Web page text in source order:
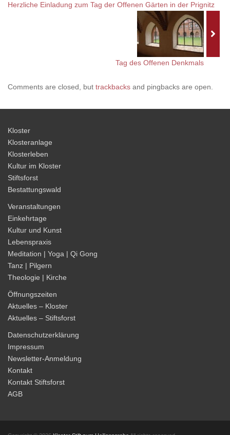
Herzliche Einladung zum Tag der Offenen Gärten in der Prignitz
Tag des Offenen Denkmals
Comments are closed, but trackbacks and pingbacks are open.
Kloster
Klosteranlage
Klosterleben
Kultur im Kloster
Stiftsforst
Bestattungswald
Veranstaltungen
Einkehrtage
Kultur und Kunst
Lebenspraxis
Meditation | Yoga | Qi Gong
Tanz | Pilgern
Theologie | Kirche
Öffnungszeiten
Aktuelles – Kloster
Aktuelles – Stiftsforst
Datenschutzerklärung
Impressum
Newsletter-Anmeldung
Kontakt
Kontakt Stiftsforst
AGB